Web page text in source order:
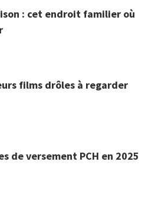
: cet endroit familier où
films drôles à regarder
de versement PCH en 2025